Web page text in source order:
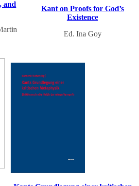
and
Kant on Proofs for God’s
Existence
Ed. Ina Goy